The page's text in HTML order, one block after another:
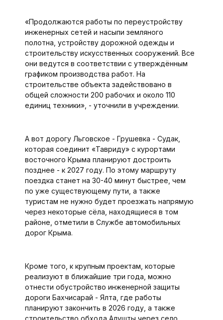
«Продолжаются работы по переустройству
инженерных сетей и насыпи земляного
полотна, устройству дорожной одежды и
строительству искусственных сооружений. Все
они ведутся в соответствии с утверждённым
графиком производства работ. На
строительстве объекта задействовано в
общей сложности 200 рабочих и около 110
единиц техники», - уточнили в учреждении.
А вот дорогу Льговское - Грушевка - Судак,
которая соединит «Тавриду» с курортами
восточного Крыма планируют достроить
позднее - к 2027 году. По этому маршруту
поездка станет на 30-40 минут быстрее, чем
по уже существующему пути, а также
туристам не нужно будет проезжать напрямую
через некоторые сёла, находящиеся в том
районе, отметили в Службе автомобильных
дорог Крыма.
Кроме того, к крупным проектам, которые
реализуют в ближайшие три года, можно
отнести обустройство инженерной защиты
дороги Бахчисарай - Ялта, где работы
планируют закончить в 2026 году, а также
строительство обхода Алушты через село